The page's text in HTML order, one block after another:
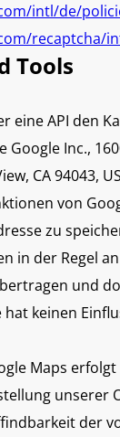
intl/de/
recaptcha/
Tools
eine API den
Google Inc.,
CA 94043,
von
zu
in der Regel
und
keinen
Maps
unserer
der